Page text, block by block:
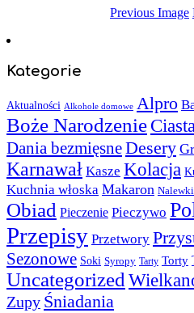
Previous Image
Kategorie
Aktualności Alkohole domowe Alpro
Boże Narodzenie
Dania bezmięsneDesery
Karnawał Kasze Kolacja
Kuchnia włoska Makaron Nalewki
Obiad Pieczenie Pieczywo
Przepisy Przetwory
Sezonowe Soki Syropy Tarty Torty
Uncategorized
Zupy Śniadania